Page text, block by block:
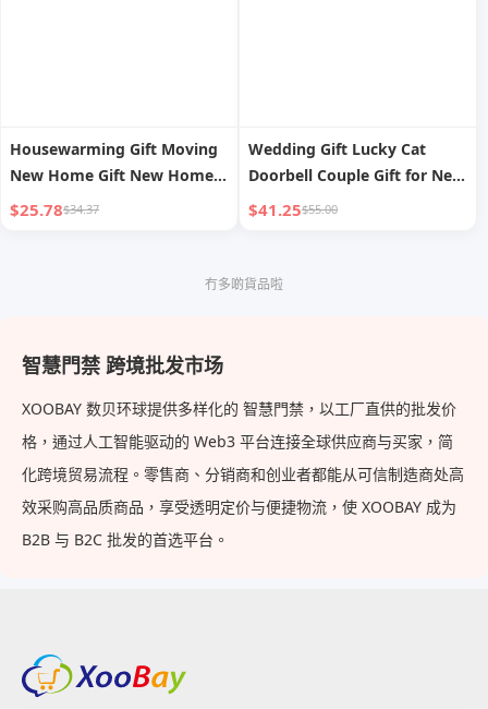
Housewarming Gift Moving
New Home Gift New Home
Send Friends Wind Chimes
$25.78$34.37
Wedding Gift Lucky Cat
Doorbell Couple Gift for New
Couple Girlfriends Practical
$41.25$55.00
冇多啲貨品啦
智慧門禁 跨境批发市场
XOOBAY 数贝环球提供多样化的 智慧門禁，以工厂直供的批发价
格，通过人工智能驱动的 Web3 平台连接全球供应商与买家，简
化跨境贸易流程。零售商、分销商和创业者都能从可信制造商处高
效采购高品质商品，享受透明定价与便捷物流，使 XOOBAY 成为
B2B 与 B2C 批发的首选平台。